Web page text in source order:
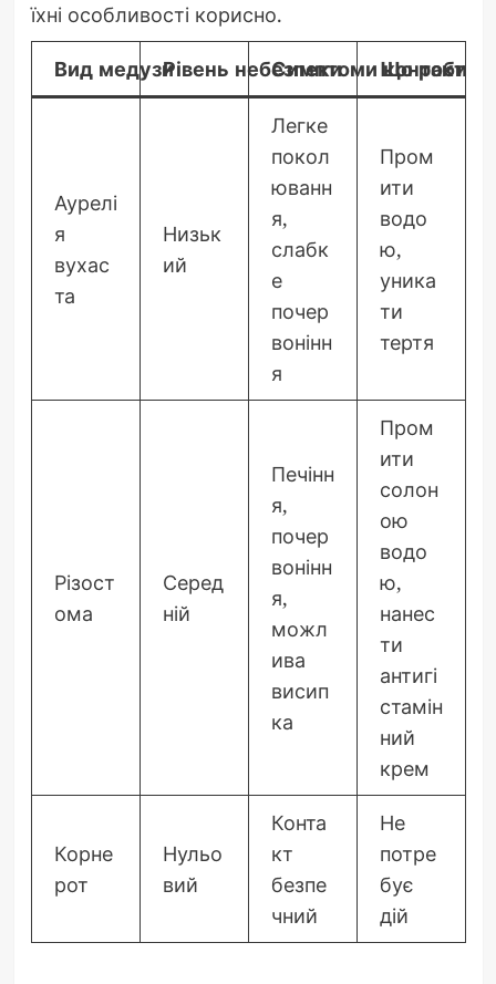
їхні особливості корисно.
Вид медузиРівень небезпекиСимптоми контакту
Що
Аурелі
я
вухас
та
Низьк
ий
Легке
покол
юванн
я,
слабк
е
почер
вонінн
я
Пром
ити
водо
ю,
уника
ти
тертя
Різост
ома
Серед
ній
Печінн
я,
почер
вонінн
я,
можл
ива
висип
ка
Пром
ити
солон
ою
водо
ю,
нанес
ти
антигі
стамін
ний
крем
Корне
рот
Нульо
вий
Конта
кт
безпе
чний
Не
потре
бує
дій